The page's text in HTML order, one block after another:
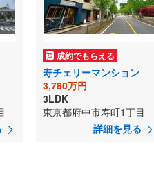
成約でもらえる
寿チェリーマンション
3,780万円
3LDK
東京都府中市寿町1丁目
詳細を見る